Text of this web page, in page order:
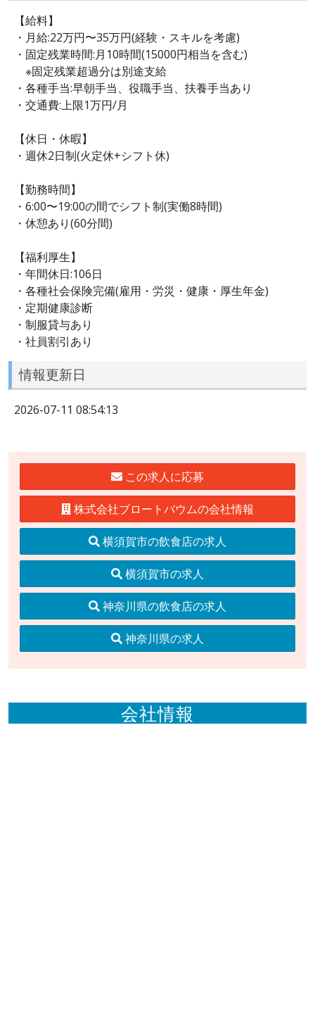
【給料】
・月給:22万円〜35万円(経験・スキルを考慮)
・固定残業時間:月10時間(15000円相当を含む)
※固定残業超過分は別途支給
・各種手当:早朝手当、役職手当、扶養手当あり
・交通費:上限1万円/月
【休日・休暇】
・週休2日制(火定休+シフト休)
【勤務時間】
・6:00〜19:00の間でシフト制(実働8時間)
・休憩あり(60分間)
【福利厚生】
・年間休日:106日
・各種社会保険完備(雇用・労災・健康・厚生年金)
・定期健康診断
・制服貸与あり
・社員割引あり
情報更新日
2026-07-11 08:54:13
この求人に応募
株式会社ブロートバウムの会社情報
横須賀市の飲食店の求人
横須賀市の求人
神奈川県の飲食店の求人
神奈川県の求人
会社情報